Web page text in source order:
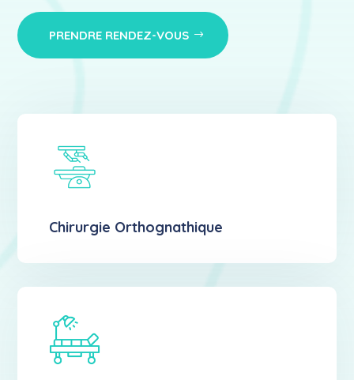
PRENDRE RENDEZ-VOUS
Chirurgie Orthognathique